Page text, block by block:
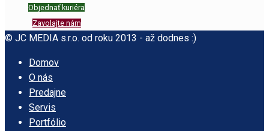
Objednať kuriéra
Zavolajte nám
© JC MEDIA s.r.o. od roku 2013 - až dodnes :)
Domov
O nás
Predajne
Servis
Portfólio